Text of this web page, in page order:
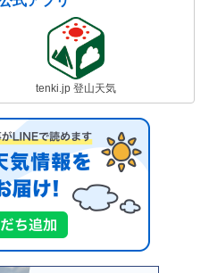
tenki.jp 登山天気